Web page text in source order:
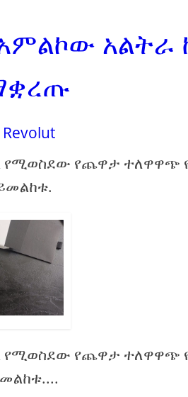
አልትራ
Revolut
የሚወስደው የጨዋታ ተለዋዋጭ
የሚወስደው የጨዋታ ተለዋዋጭ